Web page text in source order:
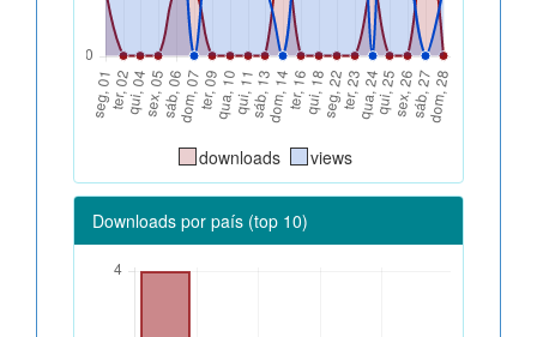
downloads views
Downloads por país (top 10)